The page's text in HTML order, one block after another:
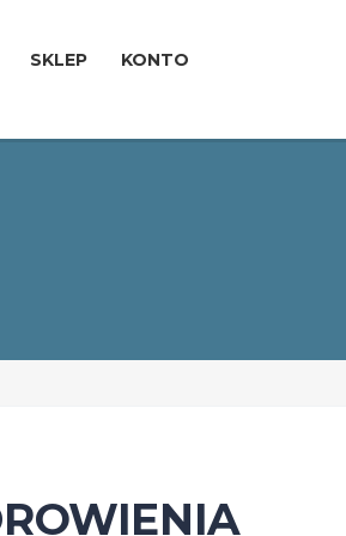
SKLEP KONTO